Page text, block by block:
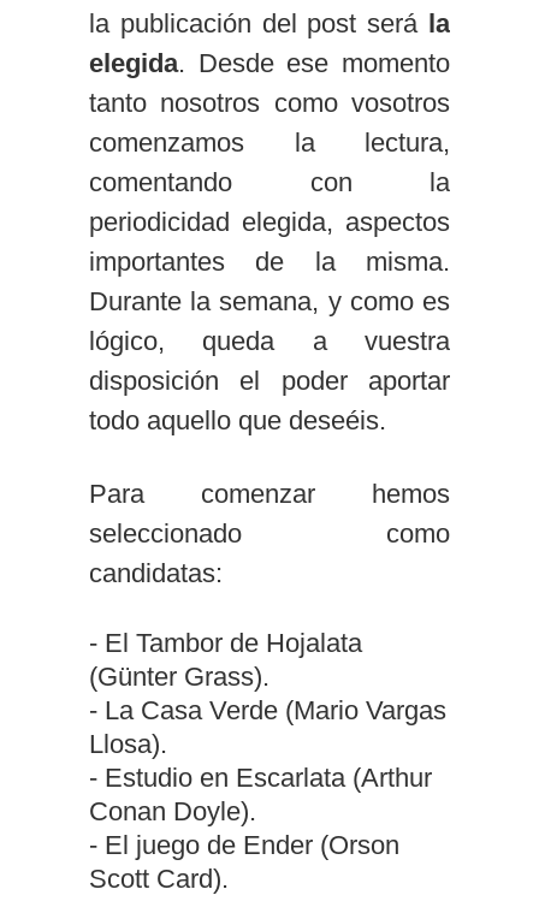
la publicación del post será la
elegida. Desde ese momento
tanto nosotros como vosotros
comenzamos la lectura,
comentando con la
periodicidad elegida, aspectos
importantes de la misma.
Durante la semana, y como es
lógico, queda a vuestra
disposición el poder aportar
todo aquello que deseéis.
Para comenzar hemos
seleccionado como
candidatas:
- El Tambor de Hojalata
(Günter Grass).
- La Casa Verde (Mario Vargas
Llosa).
- Estudio en Escarlata (Arthur
Conan Doyle).
- El juego de Ender (Orson
Scott Card).